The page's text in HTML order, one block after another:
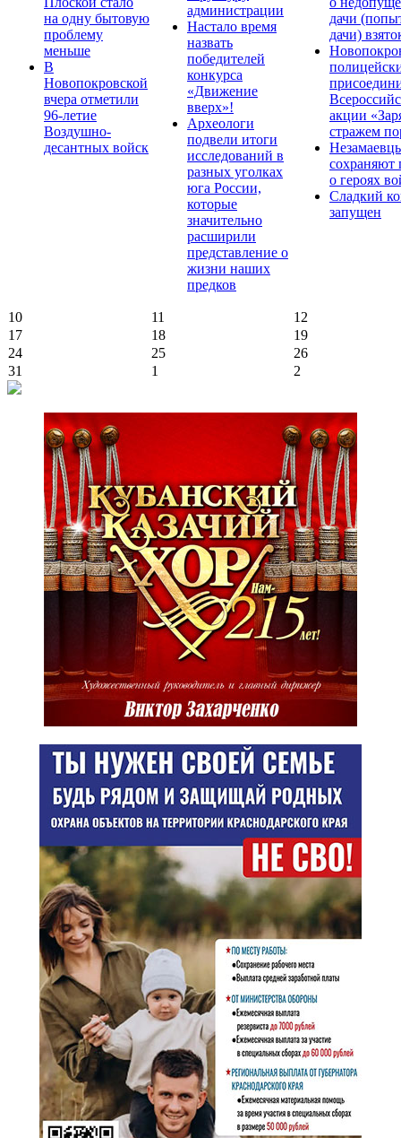
на одну бытовую
проблему
меньше
В
Новопокровской
вчера отметили
96-летие
Воздушно-
десантных войск
администрации
Настало время
назвать
победителей
конкурса
«Движение
вверх»!
Археологи
подвели итоги
исследований в
разных уголках
юга России,
которые
значительно
расширили
представление о
жизни наших
предков
дачи
дачи)
акции
стражем
сохраняют
о героях
Сладкий
запущен
10 11
12
17
18
19
24
25
26
31
1 2